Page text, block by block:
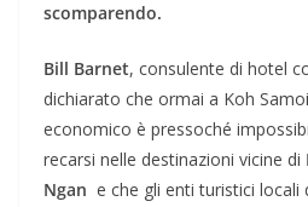
scomparendo.
Bill Barnet, consulente di hotel
dichiarato che ormai a Koh
economico è pressoché
recarsi nelle destinazioni vicine di
Ngan e che gli enti turistici